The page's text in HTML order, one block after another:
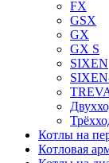
FX
GSX
GX
GX S
SIXEN
Котлы на
Котловая